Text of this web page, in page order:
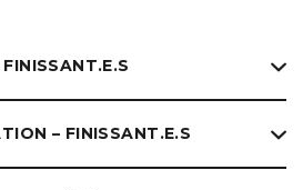
– FINISSANT.E.S